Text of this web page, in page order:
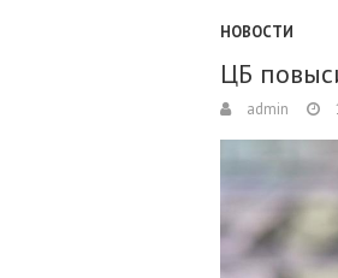
НОВОСТИ
ЦБ
admin